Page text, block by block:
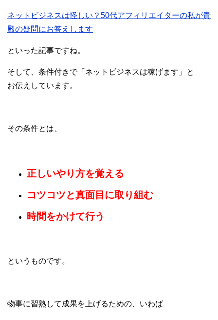
ネットビジネスは怪しい？50代アフィリエイターの私が貴
殿の疑問にお答えします
といった記事ですね。
そして、条件付きで「ネットビジネスは稼げます」と
お伝えしています。
その条件とは、
正しいやり方を覚える
コツコツと真面目に取り組む
時間をかけて行う
というものです。
物事に習熟して成果を上げるための、いわば